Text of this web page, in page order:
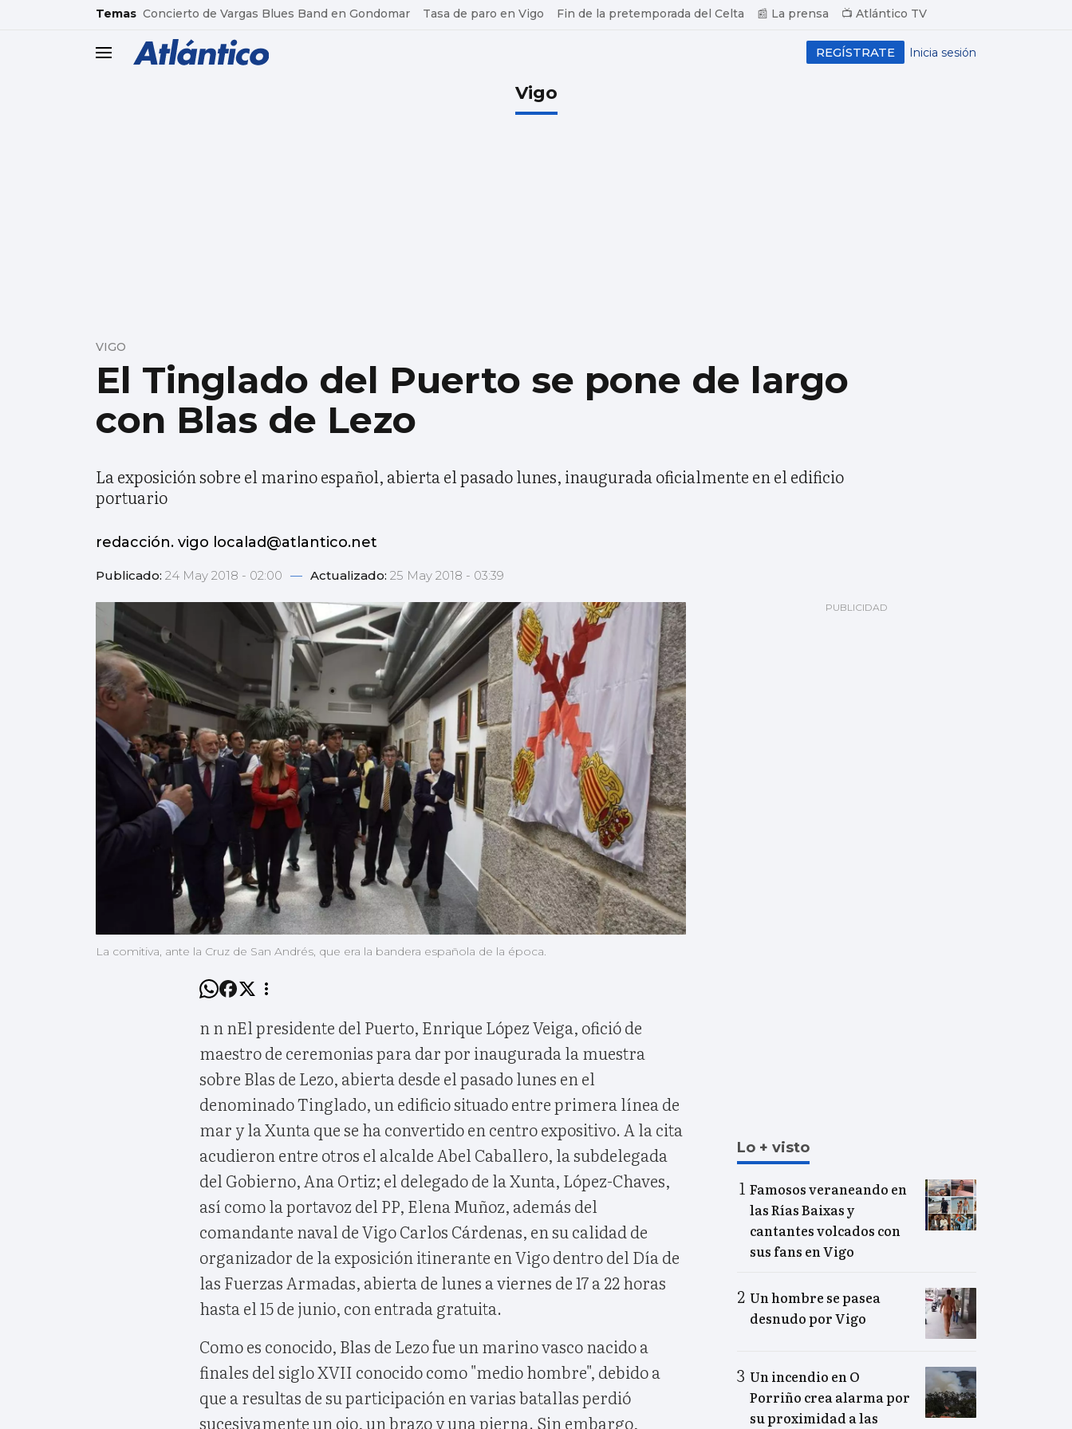
common.go-to-content
Temas Concierto de Vargas Blues Band en Gondomar Tasa de paro en Vigo Fin de la pretemporada del Celta 📰 La prensa 📺 Atlántico TV
header.menu.open Inicia sesión
REGÍSTRATE
Vigo
El Tinglado del Puerto se pone de largo
con Blas de Lezo
VIGO
La exposición sobre el marino español, abierta el pasado lunes, inaugurada oficialmente en el edificio
portuario
redacción. vigo localad@atlantico.net
Publicado: 24 May 2018 - 02:00 — Actualizado: 25 May 2018 - 03:39
La comitiva, ante la Cruz de San Andrés, que era la bandera española de la época.
n n nEl presidente del Puerto, Enrique López Veiga, ofició de
maestro de ceremonias para dar por inaugurada la muestra
sobre Blas de Lezo, abierta desde el pasado lunes en el
denominado Tinglado, un edificio situado entre primera línea de
mar y la Xunta que se ha convertido en centro expositivo. A la cita
acudieron entre otros el alcalde Abel Caballero, la subdelegada
del Gobierno, Ana Ortiz; el delegado de la Xunta, López-Chaves,
así como la portavoz del PP, Elena Muñoz, además del
comandante naval de Vigo Carlos Cárdenas, en su calidad de
organizador de la exposición itinerante en Vigo dentro del Día de
las Fuerzas Armadas, abierta de lunes a viernes de 17 a 22 horas
hasta el 15 de junio, con entrada gratuita.
Como es conocido, Blas de Lezo fue un marino vasco nacido a
finales del siglo XVII conocido como "medio hombre", debido a
que a resultas de su participación en varias batallas perdió
sucesivamente un ojo, un brazo y una pierna. Sin embargo,
Lo + visto
Famosos veraneando en
las Rías Baixas y
cantantes volcados con
sus fans en Vigo
Un hombre se pasea
desnudo por Vigo
Un incendio en O
Porriño crea alarma por
su proximidad a las